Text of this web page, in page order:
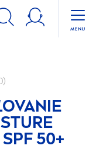
Mlieko na
50+